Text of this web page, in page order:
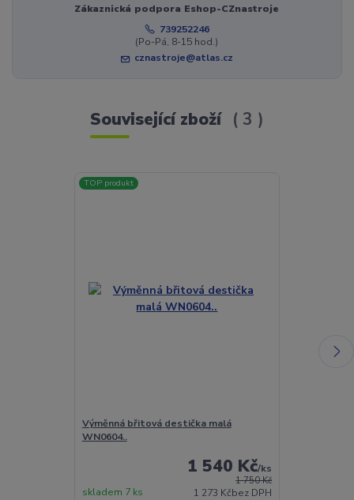
Zákaznická podpora Eshop-CZnastroje
739252246
(Po-Pá, 8-15 hod.)
cznastroje@atlas.cz
Související zboží 3
TOP produkt
Výměnná břitová destička malá
WN0604..
1 750 Kč
1 540 Kč/ks
1 273 Kčbez DPH
skladem 7 ks